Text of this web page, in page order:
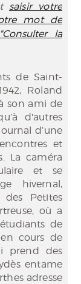
saisir votre
mot de
"Consulter la
de Saint-
Roland
son ami de
d'autres
d’une
et
La caméra
et se
hivernal,
Petites
où a
de
cours de
prend des
entame
adresse